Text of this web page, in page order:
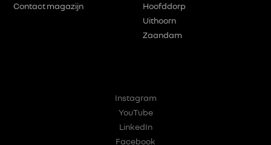
Contact magazijn
Hoofddorp
Uithoorn
Zaandam
Instagram
YouTube
LinkedIn
Facebook